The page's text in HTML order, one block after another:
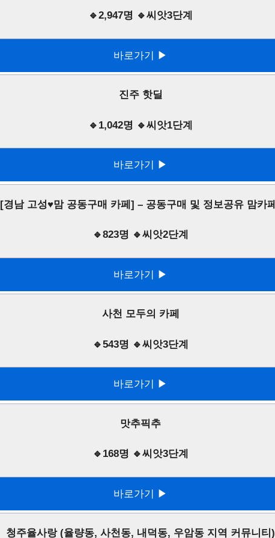
🔹2,947명 🔹씨앗3단계
바로가기 ▶
진주 핫딜
🔹1,042명 🔹씨앗1단계
바로가기 ▶
[경남 고성♥맘 공동구매 카페] – 공동구매 및 정보공유 맘카
🔹823명 🔹씨앗2단계
바로가기 ▶
사천 모두의 카페
🔹543명 🔹씨앗3단계
바로가기 ▶
맛추픽추
🔹168명 🔹씨앗3단계
바로가기 ▶
청주율사랑 (율량동, 사천동, 내덕동, 우암동 지역 커뮤니티)